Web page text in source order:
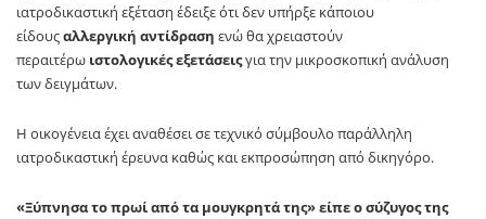
ιατροδικαστική εξέταση έδειξε ότι δεν υπήρξε κάποιου
είδουςαλλεργική αντίδραση ενώ θα χρειαστούν
περαιτέρω ιστολογικές εξετάσειςγια την μικροσκοπική ανάλυση
των δειγμάτων.
Η οικογένεια έχει αναθέσει σε τεχνικό σύμβουλο παράλληλη
ιατροδικαστική έρευνα καθώς και εκπροσώπηση από δικηγόρο.
«Ξύπνησα το πρωί από τα μουγκρητά της» είπε ο σύζυγος της